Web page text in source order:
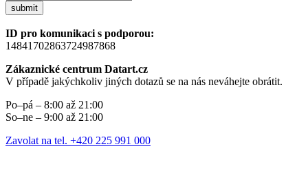
submit
ID pro komunikaci s podporou:
14841702863724987868
Zákaznické centrum Datart.cz
V případě jakýchkoliv jiných dotazů se na nás neváhejte obrátit.
Po–pá – 8:00 až 21:00
So–ne – 9:00 až 21:00
Zavolat na tel. +420 225 991 000